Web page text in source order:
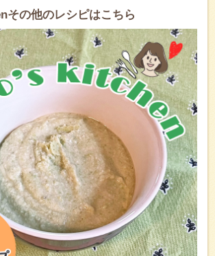
その他のレシピはこちら